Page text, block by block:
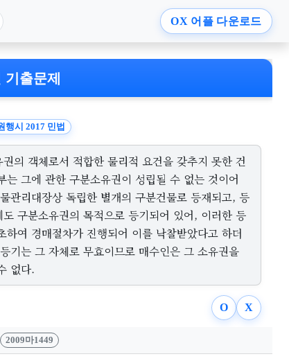
OX 어플 다운로드
기출문제
행시 2017 민법
권의 객체로서 적합한 물리적 요건을 갖추지 못한 건
는 그에 관한 구분소유권이 성립될 수 없는 것이어
관리대장상 독립한 별개의 구분건물로 등재되고, 등
도 구분소유권의 목적으로 등기되어 있어, 이러한 등
하여 경매절차가 진행되어 이를 낙찰받았다고 하더
기는 그 자체로 무효이므로 매수인은 그 소유권을
없다.
O X
2009마1449